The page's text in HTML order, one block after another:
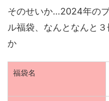
そのせいか…2024年の
ル福袋、なんとなんと
か
福袋名